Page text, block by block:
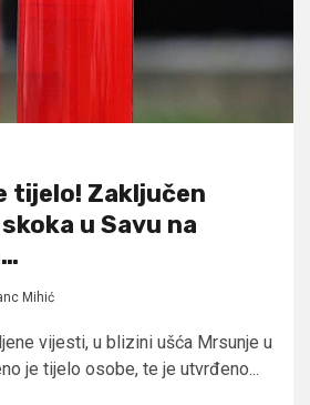
tijelo! Zaključen
u Savu na
Mihić
vijesti, u blizini ušća Mrsunje u
je tijelo osobe, te je utvrđeno...